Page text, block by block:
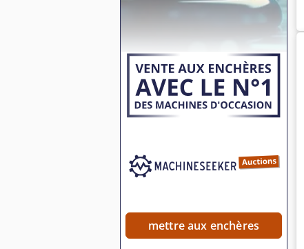
mettre aux enchères